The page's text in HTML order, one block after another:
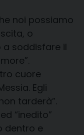
noi possiamo
o
a soddisfare il
cuore
Egli
tarderà”.
“inedito”
dentro e